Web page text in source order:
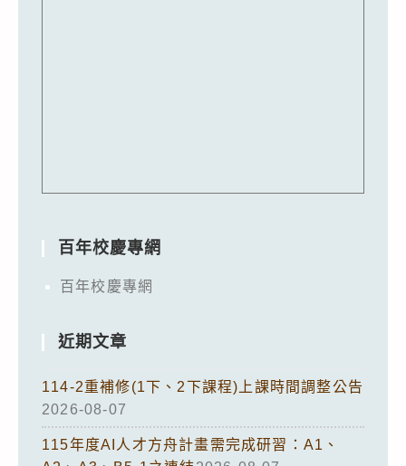
百年校慶專網
百年校慶專網
近期文章
114-2重補修(1下、2下課程)上課時間調整公告
2026-08-07
115年度AI人才方舟計畫需完成研習：A1、